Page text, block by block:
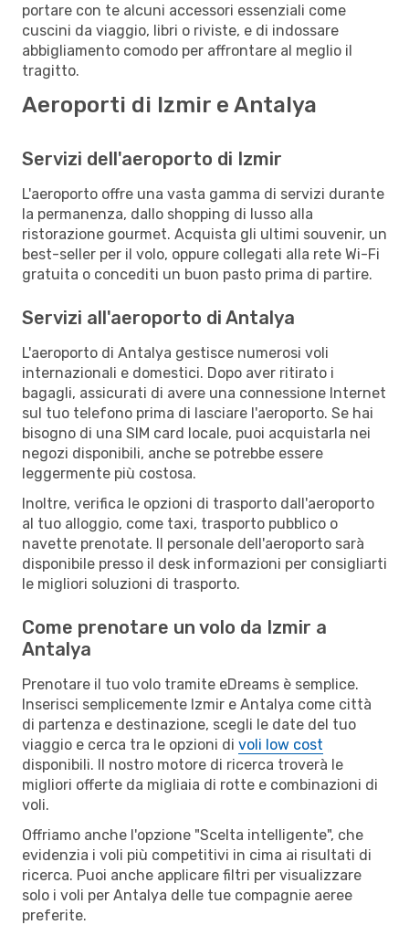
portare con te alcuni accessori essenziali come
cuscini da viaggio, libri o riviste, e di indossare
abbigliamento comodo per affrontare al meglio il
tragitto.
Aeroporti di Izmir e Antalya
Servizi dell'aeroporto di Izmir
L'aeroporto offre una vasta gamma di servizi durante
la permanenza, dallo shopping di lusso alla
ristorazione gourmet. Acquista gli ultimi souvenir, un
best-seller per il volo, oppure collegati alla rete Wi-Fi
gratuita o concediti un buon pasto prima di partire.
Servizi all'aeroporto di Antalya
L'aeroporto di Antalya gestisce numerosi voli
internazionali e domestici. Dopo aver ritirato i
bagagli, assicurati di avere una connessione Internet
sul tuo telefono prima di lasciare l'aeroporto. Se hai
bisogno di una SIM card locale, puoi acquistarla nei
negozi disponibili, anche se potrebbe essere
leggermente più costosa.
Inoltre, verifica le opzioni di trasporto dall'aeroporto
al tuo alloggio, come taxi, trasporto pubblico o
navette prenotate. Il personale dell'aeroporto sarà
disponibile presso il desk informazioni per consigliarti
le migliori soluzioni di trasporto.
Come prenotare un volo da Izmir a
Antalya
Prenotare il tuo volo tramite eDreams è semplice.
Inserisci semplicemente Izmir e Antalya come città
di partenza e destinazione, scegli le date del tuo
viaggio e cerca tra le opzioni di voli low cost
disponibili. Il nostro motore di ricerca troverà le
migliori offerte da migliaia di rotte e combinazioni di
voli.
Offriamo anche l'opzione "Scelta intelligente", che
evidenzia i voli più competitivi in cima ai risultati di
ricerca. Puoi anche applicare filtri per visualizzare
solo i voli per Antalya delle tue compagnie aeree
preferite.